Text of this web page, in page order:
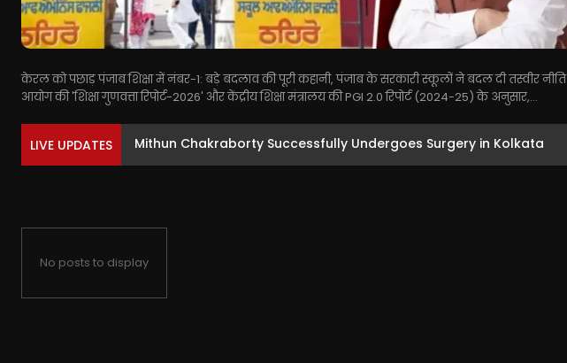
केरल को पछाड़ पंजाब शिक्षा में नंबर-1: बड़े बदलाव की पूरी कहानी, पंजाब के सरकारी स्कूलों ने बदल दी तस्वीर नीति
आयोग की 'शिक्षा गुणवत्ता रिपोर्ट-2026' और केंद्रीय शिक्षा मंत्रालय की PGI 2.0 रिपोर्ट (2024-25) के अनुसार,...
LIVE UPDATES Mithun Chakraborty Successfully Undergoes Surgery in Kolkata
No posts to display